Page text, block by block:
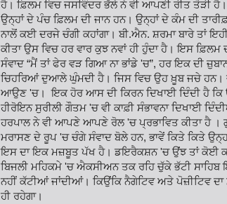
ਹੈ। ਫ਼ਿਲਮ ਵਿਚ ਜਸਵਿੰਦਰ ਭੱਲੇ ਨੇ ਵੀ ਆਪਣੀ ਰੀਤ ਤੋੜੀ
ਉਨ੍ਹਾਂ ਦੇ ਪੰਚ ਫ਼ਿਲਮ ਦੀ ਜਾਨ ਹਨ। ਉਨ੍ਹਾਂ ਦੇ ਕੰਮ ਦੀ
ਨਾਲੋਂ ਕਈ ਦਰਜੇ ਚੰਗੀ ਕਹਾਂਗਾ। ਬੀ.ਐਨ. ਸ਼ਰਮਾ ਬਾਰੇ ਤਾਂ
ਕੀਤਾ ਉਸ ਵਿਚ ਹਰ ਵਾਰ ਕੁਝ ਨਵਾਂ ਹੀ ਹੁੰਦਾ ਹੈ। ਇਸ
ਸੰਵਾਦ “ਮੈਂ ਤਾਂ ਫੇਰ ਵੜ ਗਿਆ ਨਾ ਭਾਂਡੇ 'ਚ”, ਹਰ ਇਕ ਦੀ
ਚਿਹਰਿਆਂ ਦੁਆਲੇ ਘੁੰਮਦੀ ਹੈ। ਜਿਸ ਵਿਚ ਉਹ ਖ਼ੂਬ ਜਚੇ ਹਨ।
ਆਉਣ 'ਚ। ਇਕ ਹੋਰ ਆਸ ਦੀ ਕਿਰਨ ਦਿਖਾਈ ਦਿੰਦੀ ਹੈ ਕਿ
ਹੀਰੋਇਨ ਸੁਰੀਲੀ ਗੌਤਮ 'ਚ ਵੀ ਕਾਫ਼ੀ ਸੰਭਾਵਨਾ ਦਿਖਾਈ
ਹਰਪਾਲ ਨੇ ਵੀ ਆਪਣੇ ਆਪਣੇ ਰੋਲ 'ਚ ਪ੍ਰਭਾਵਿਤ ਕੀਤਾ ਹੈ ।
ਮਰਾਸਣ ਦੇ ਰੂਪ 'ਚ ਚੰਗੇ ਸੰਵਾਦ ਬੋਲੇ ਹਨ, ਭਾਵੇਂ ਕਿਤੇ ਕਿਤੇ
ਇਸ ਦਾ ਇਕ ਮਜ਼ਬੂਤ ਪੱਖ ਹੈ। ਡਇਰੈਕਸ਼ਨ 'ਚ ਉਂਝ ਤਾਂ ਕੋਈ
ਬਿਜਲੀ ਮਹਿਕਮੇ 'ਚ ਐਕਸੀਅਨ ਤਕ ਰਹਿ ਚੁੱਕੇ ਭੱਟੀ ਸਾਹਿਬ
ਨਹੀਂ ਕੱਟੀਆਂ ਜਾਂਦੀਆਂ। ਕਿਉਂਕਿ ਨੈਗੇਟਿਵ ਅਤੇ ਪੋਜ਼ੀਟਿਵ
ਹੀ ਰਹੇਗਾ।